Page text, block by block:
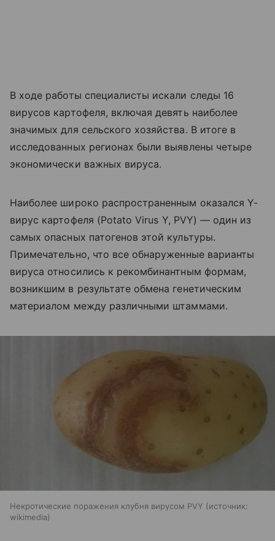
В ходе работы специалисты искали следы 16
вирусов картофеля, включая девять наиболее
значимых для сельского хозяйства. В итоге в
исследованных регионах были выявлены четыре
экономически важных вируса.
Наиболее широко распространенным оказался Y-
вирус картофеля (Potato Virus Y, PVY) — один из
самых опасных патогенов этой культуры.
Примечательно, что все обнаруженные варианты
вируса относились к рекомбинантным формам,
возникшим в результате обмена генетическим
материалом между различными штаммами.
Некротические поражения клубня вирусом PVY
источник:
wikimedia